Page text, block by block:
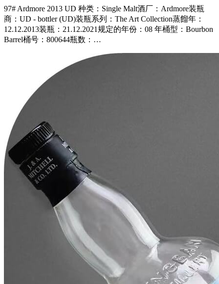
97# Ardmore 2013 UD 种类：Single Malt酒厂：Ardmore装瓶
商：UD - bottler (UD)装瓶系列：The Art Collection蒸餾年：
12.12.2013装瓶：21.12.2021规定的年份：08 年桶型：Bourbon
Barrel桶号：800644瓶数：…